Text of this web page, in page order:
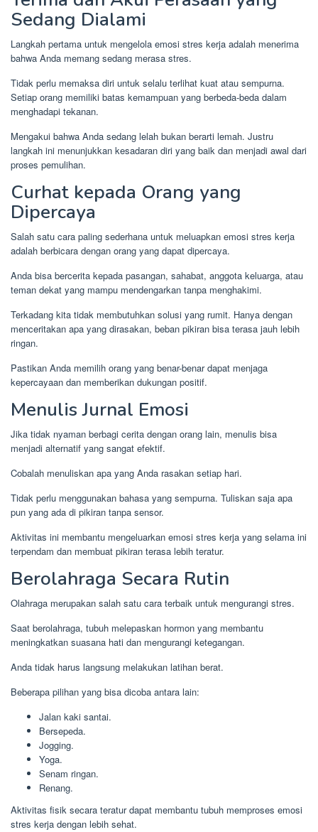
Sedang Dialami
Langkah pertama untuk mengelola emosi stres kerja adalah menerima
bahwa Anda memang sedang merasa stres.
Tidak perlu memaksa diri untuk selalu terlihat kuat atau sempurna.
Setiap orang memiliki batas kemampuan yang berbeda-beda dalam
menghadapi tekanan.
Mengakui bahwa Anda sedang lelah bukan berarti lemah. Justru
langkah ini menunjukkan kesadaran diri yang baik dan menjadi awal dari
proses pemulihan.
Curhat kepada Orang yang
Dipercaya
Salah satu cara paling sederhana untuk meluapkan emosi stres kerja
adalah berbicara dengan orang yang dapat dipercaya.
Anda bisa bercerita kepada pasangan, sahabat, anggota keluarga, atau
teman dekat yang mampu mendengarkan tanpa menghakimi.
Terkadang kita tidak membutuhkan solusi yang rumit. Hanya dengan
menceritakan apa yang dirasakan, beban pikiran bisa terasa jauh lebih
ringan.
Pastikan Anda memilih orang yang benar-benar dapat menjaga
kepercayaan dan memberikan dukungan positif.
Menulis Jurnal Emosi
Jika tidak nyaman berbagi cerita dengan orang lain, menulis bisa
menjadi alternatif yang sangat efektif.
Cobalah menuliskan apa yang Anda rasakan setiap hari.
Tidak perlu menggunakan bahasa yang sempurna. Tuliskan saja apa
pun yang ada di pikiran tanpa sensor.
Aktivitas ini membantu mengeluarkan emosi stres kerja yang selama ini
terpendam dan membuat pikiran terasa lebih teratur.
Berolahraga Secara Rutin
Olahraga merupakan salah satu cara terbaik untuk mengurangi stres.
Saat berolahraga, tubuh melepaskan hormon yang membantu
meningkatkan suasana hati dan mengurangi ketegangan.
Anda tidak harus langsung melakukan latihan berat.
Beberapa pilihan yang bisa dicoba antara lain:
Jalan kaki santai.
Bersepeda.
Jogging.
Yoga.
Senam ringan.
Renang.
Aktivitas fisik secara teratur dapat membantu tubuh memproses emosi
stres kerja dengan lebih sehat.